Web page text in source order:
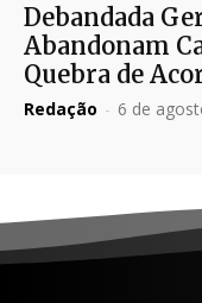
Debandada
Abandonam
Quebra de
Redação - 6 de